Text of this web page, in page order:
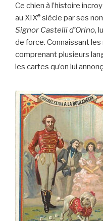
Ce chien à l’histoire
au XIXe siècle par ses
Signor Castelli d’Orino,
de force. Connaissant
comprenant plusieurs
les cartes qu’on lui